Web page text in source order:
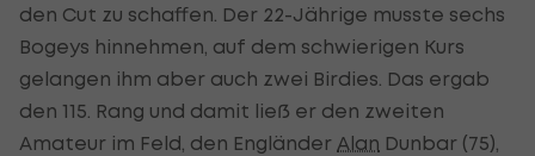
den Cut zu schaffen. Der 22-Jährige musste sechs
Bogeys hinnehmen, auf dem schwierigen Kurs
gelangen ihm aber auch zwei Birdies. Das ergab
den 115. Rang und damit ließ er den zweiten
Amateur im Feld, den Engländer Alan Dunbar (75),